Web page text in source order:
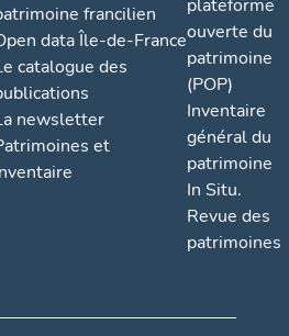
francilien
data Île-de-France
catalogue des
newsletter
et
plateforme
ouverte du
patrimoine
(POP)
Inventaire
général du
patrimoine
In Situ.
Revue des
patrimoines